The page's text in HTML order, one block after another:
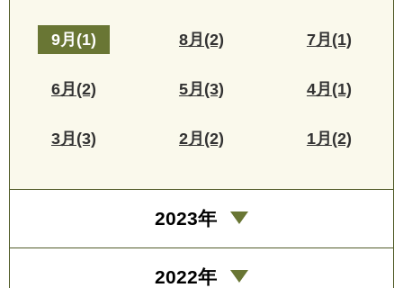
9月(1) 8月(2) 7月(1)
6月(2) 5月(3) 4月(1)
3月(3) 2月(2) 1月(2)
2023年
2022年